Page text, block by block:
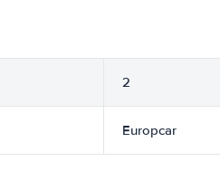
2
Europcar